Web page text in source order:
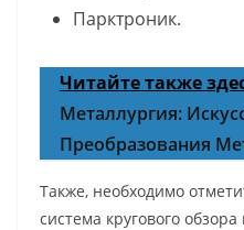
Парктроник.
Читайте также
Металлургия:
Преобразования
Также, необходимо
система кругового